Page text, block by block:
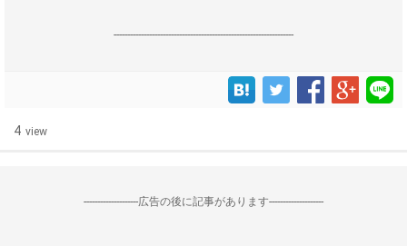
------------------------------------------------------------------
4 view
--------------------広告の後に記事があります--------------------